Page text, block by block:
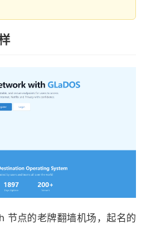
节点的老牌翻墙机场，起名的